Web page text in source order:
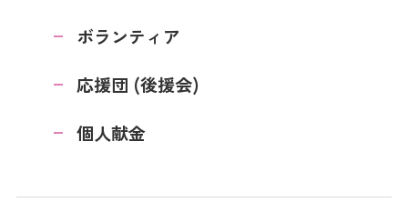
ボランティア
応援団 (後援会)
個人献金